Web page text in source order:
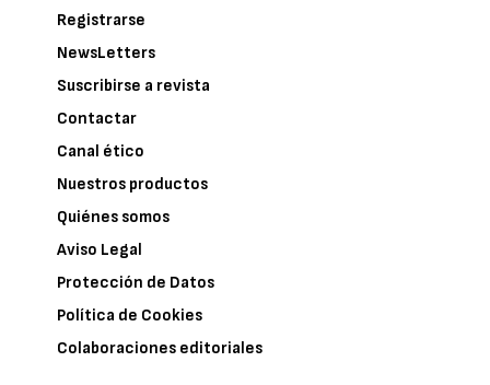
Registrarse
NewsLetters
Suscribirse a revista
Contactar
Canal ético
Nuestros productos
Quiénes somos
Aviso Legal
Protección de Datos
Política de Cookies
Colaboraciones editoriales